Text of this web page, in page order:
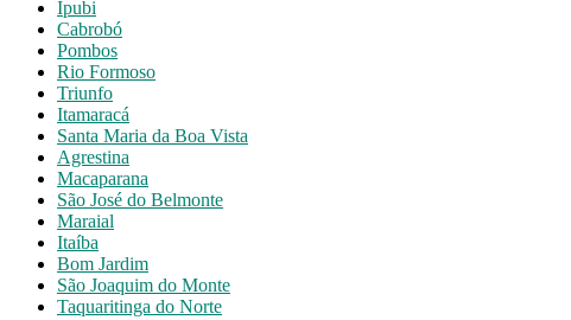
Ipubi
Cabrobó
Pombos
Rio Formoso
Triunfo
Itamaracá
Santa Maria da Boa Vista
Agrestina
Macaparana
São José do Belmonte
Maraial
Itaíba
Bom Jardim
São Joaquim do Monte
Taquaritinga do Norte